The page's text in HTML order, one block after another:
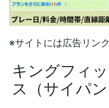
※サイトには広告リン
キングフィ
ス（サイパン